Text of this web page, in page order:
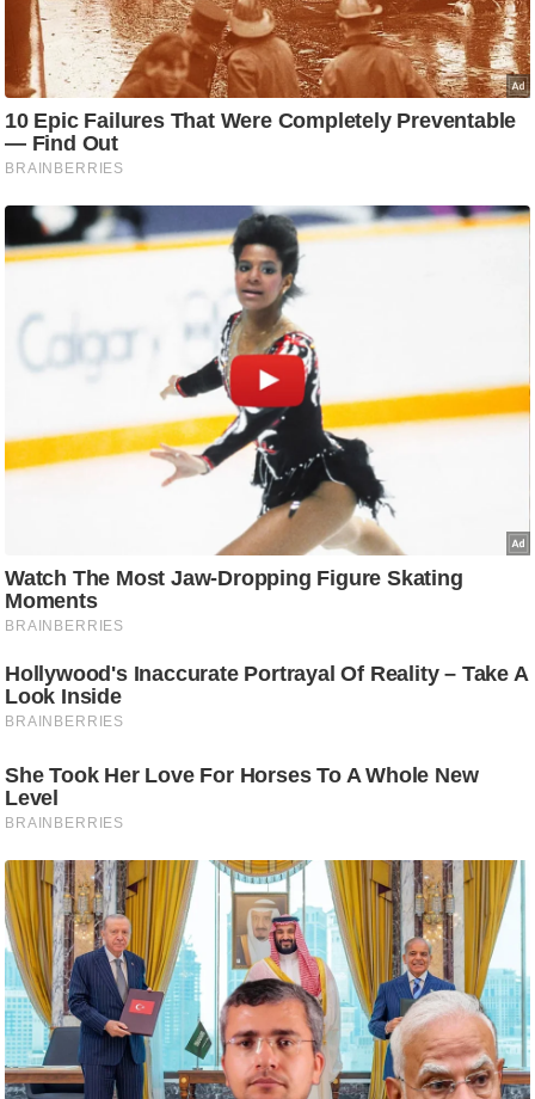
/
फै
श
न
घ
लू
नु
प
ट
स्थ
ल
ने
स
मं
त्रा
रि
ले
न
शि
रा
ज
नी
ति
वि
श्ले
ष